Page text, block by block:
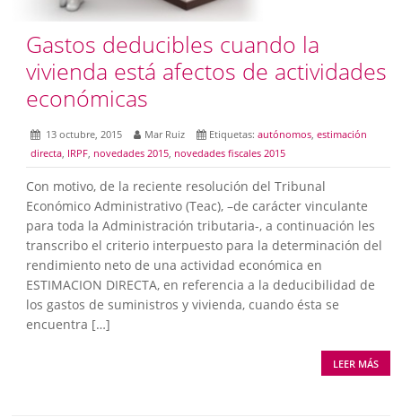
Gastos deducibles cuando la
vivienda está afectos de actividades
económicas
13 octubre, 2015 Mar Ruiz Etiquetas:autónomos,estimación
directa, IRPF, novedades 2015, novedades fiscales 2015
Con motivo, de la reciente resolución del Tribunal
Económico Administrativo (Teac), –de carácter vinculante
para toda la Administración tributaria-, a continuación les
transcribo el criterio interpuesto para la determinación del
rendimiento neto de una actividad económica en
ESTIMACION DIRECTA, en referencia a la deducibilidad de
los gastos de suministros y vivienda, cuando ésta se
encuentra […]
LEER MÁS